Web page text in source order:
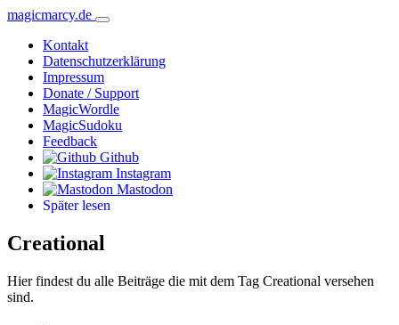
magicmarcy.de
Kontakt
Datenschutzerklärung
Impressum
Donate / Support
MagicWordle
MagicSudoku
Feedback
Github
Instagram
Mastodon
Später lesen
Creational
Hier findest du alle Beiträge die mit dem Tag Creational versehen
sind.